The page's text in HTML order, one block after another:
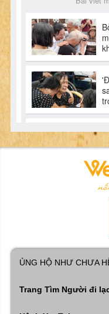
ỦNG HỘ NHƯ CHƯA
Trang Tìm Người đi